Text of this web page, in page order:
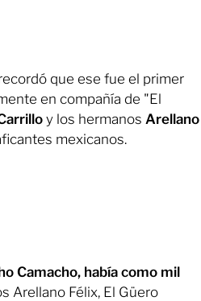
que ese fue el primer
en compañía de "El
y los hermanos Arellano
mexicanos.
Camacho, había como mil
Arellano Félix, El Güero